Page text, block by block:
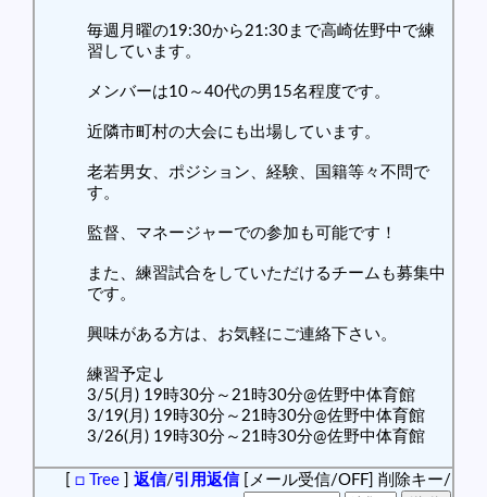
毎週月曜の19:30から21:30まで高崎佐野中で練
習しています。
メンバーは10～40代の男15名程度です。
近隣市町村の大会にも出場しています。
老若男女、ポジション、経験、国籍等々不問で
す。
監督、マネージャーでの参加も可能です！
また、練習試合をしていただけるチームも募集中
です。
興味がある方は、お気軽にご連絡下さい。
練習予定↓
3/5(月) 19時30分～21時30分@佐野中体育館
3/19(月) 19時30分～21時30分@佐野中体育館
3/26(月) 19時30分～21時30分@佐野中体育館
□ Tree 返信/引用返信[メール受信/OFF] 削除キー/